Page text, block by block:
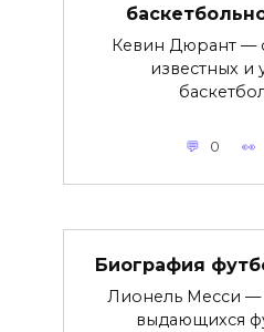
Кевин Дюрант —
известных и
0
Биография
Лионель Месси —
выдающихся